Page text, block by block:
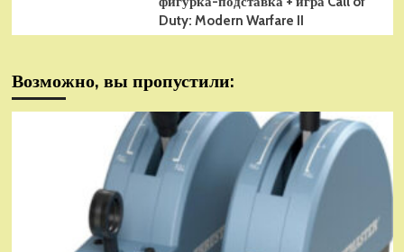
Duty: Modern Warfare II
Возможно, вы пропустили: